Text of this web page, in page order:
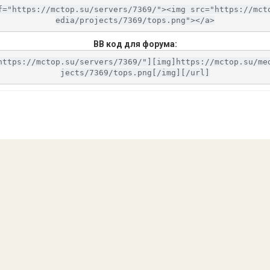
mctop.su/servers/7369/"><img src="https://
edia/projects/7369/tops.png"></a>
BB код для форума:
mctop.su/servers/7369/"][img]https://mctop.su/
jects/7369/tops.png[/img][/url]